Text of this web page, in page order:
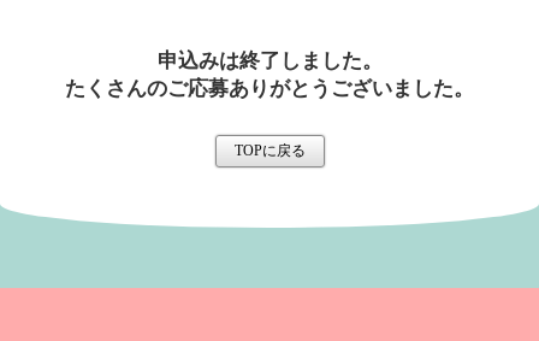
申込みは終了しました。
たくさんのご応募ありがとうございました。
TOPに戻る